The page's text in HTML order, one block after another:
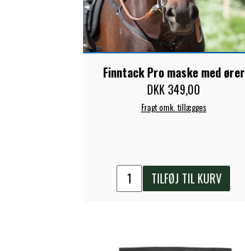
Finntack Pro maske med ører
DKK 349,00
Fragt omk. tillægges
TILFØJ TIL KURV